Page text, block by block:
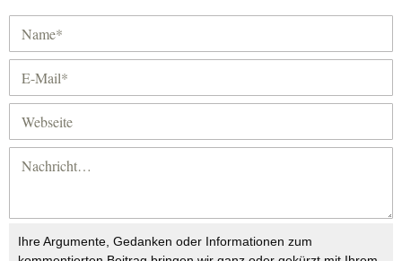
Ihre Argumente, Gedanken oder Informationen zum